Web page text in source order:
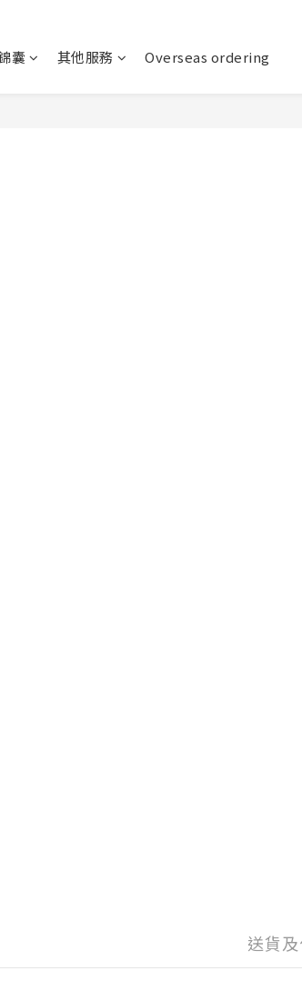
囊 其他服務 Overseas ordering
送貨